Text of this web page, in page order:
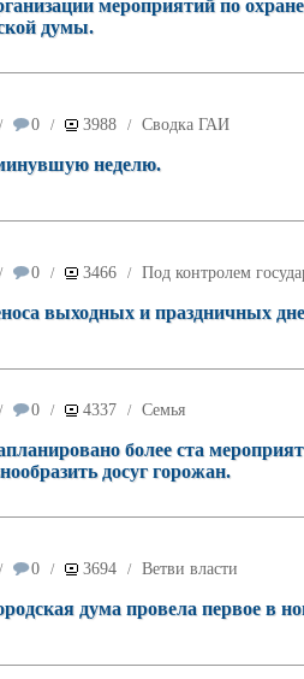
мероприятий по
думы.
0 / 3988 / Сводка ГАИ
неделю.
0 / 3466 / Под контролем
выходных и праздничных
0 / 4337 / Семья
более ста
досуг горожан.
0 / 3694 / Ветви власти
дума провела первое в